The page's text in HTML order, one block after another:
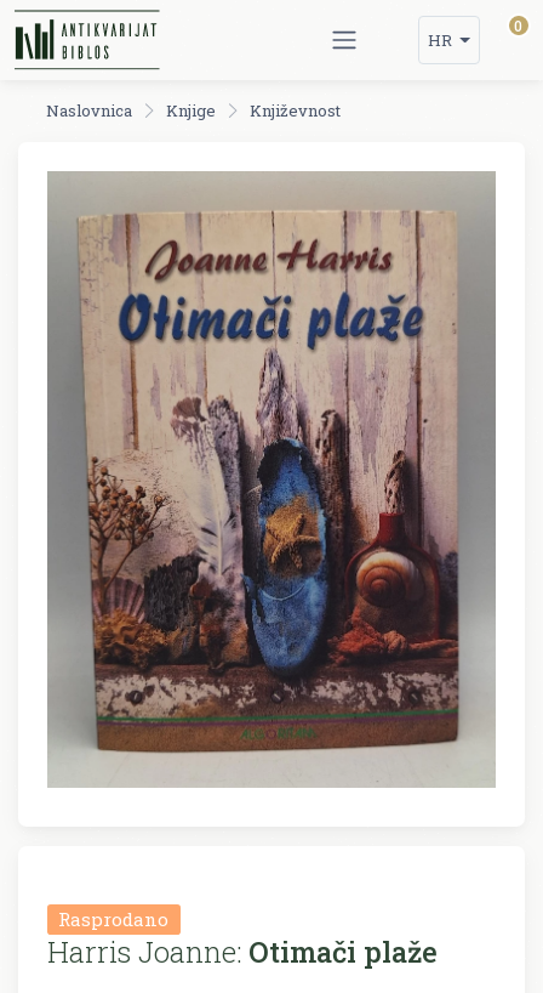
HR
0
Naslovnica Knjige Književnost
Rasprodano
Harris Joanne: Otimači plaže